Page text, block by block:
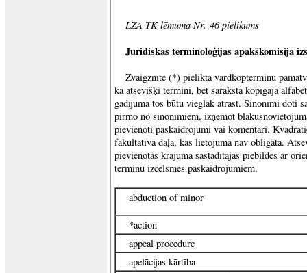
LZA TK lēmuma Nr. 46 pielikums
Juridiskās terminoloģijas apakškomisijā
Zvaigznīte (*) pielikta vārdkopterminu
kā atsevišķi termini, bet sarakstā kopīgajā
gadījumā tos būtu vieglāk atrast. Sinonīmi doti
pirmo no sinonīmiem, izņemot
pievienoti paskaidrojumi vai komentāri.
fakultatīvā daļa, kas lietojumā nav obligāta.
pievienotas krājuma sastādītājas piebildes ar
terminu izcelsmes paskaidrojumiem.
abduction of minor
*action
appeal procedure
apelācijas kārtība